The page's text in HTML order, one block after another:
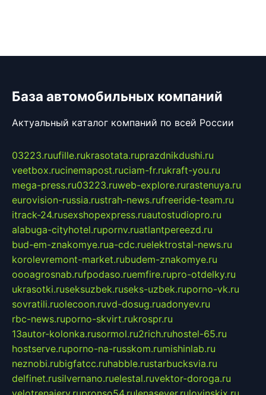
База автомобильных компаний
Актуальный каталог компаний по всей России
03223.ruufille.rukrasotata.ruprazdnikdushi.ru
veetbox.rucinemapost.ruciam-fr.rukraft-you.ru
mega-press.ru03223.ruweb-explore.rurastenuya.ru
eurovision-russia.rustrah-news.rufreeride-team.ru
itrack-24.rusexshopexpress.ruautostudiopro.ru
alabuga-cityhotel.rupornv.ruatlantpereezd.ru
bud-em-znakomye.rua-cdc.ruelektrostal-news.ru
korolevremont-market.rubudem-znakomye.ru
oooagrosnab.rufpodaso.ruemfire.rupro-otdelky.ru
ukrasotki.ruseksuzbek.ruseks-uzbek.ruporno-vk.ru
sovratili.ruolecoon.ruvd-dosug.ruadonyev.ru
rbc-news.ruporno-skvirt.rukrospr.ru
13autor-kolonka.rusormol.ru2rich.ruhostel-65.ru
hostserve.ruporno-na-russkom.rumishinlab.ru
neznobi.rubigfatcc.ruhabble.rustarbucksvia.ru
delfinet.rusilvernano.ruelestal.ruvektor-doroga.ru